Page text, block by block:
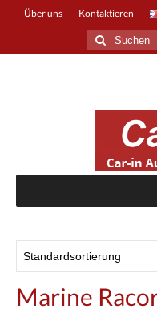
Über uns Kontaktieren
Suche
nach:
Marine